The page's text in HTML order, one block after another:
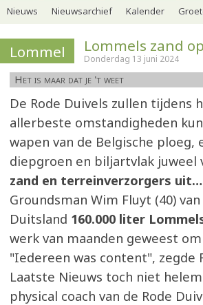
Nieuws Nieuwsarchief Kalender
Lommel Lommels zand
Donderdag 13 juni 2024
Het is maar dat je 't weet
De Rode Duivels zullen tijdens
allerbeste omstandigheden
wapen van de Belgische ploeg,
diepgroen en biljartvlak juweel
zand en terreinverzorgers
Groundsman Wim Fluyt (40)
Duitsland 160.000 liter
werk van maanden geweest
"Iedereen was content", zegde
Laatste Nieuws toch niet
physical coach van de Rode